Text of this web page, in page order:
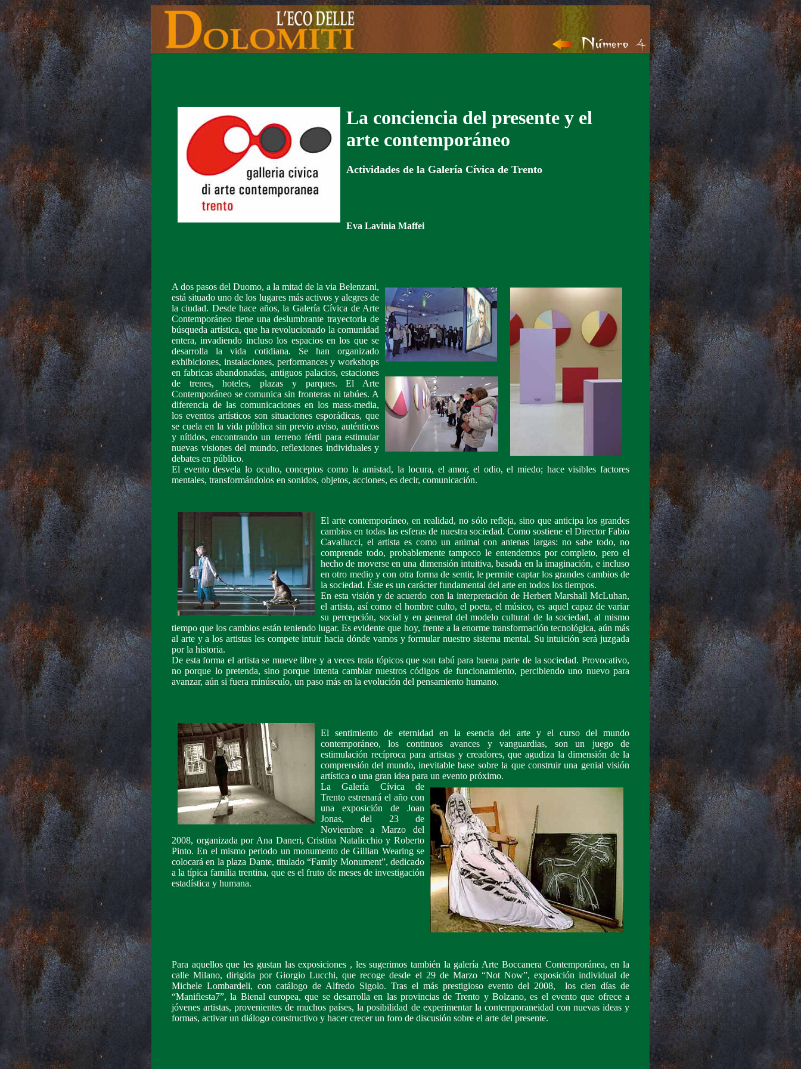
La conciencia del presente y el
arte contemporáneo
Actividades de la Galería Cívica de Trento
Eva Lavinia Maffei
A dos pasos del Duomo, a la mitad de la via Belenzani,
está situado uno de los lugares más activos y alegres de
la ciudad. Desde hace años, la Galería Cívica de Arte
Contemporáneo tiene una deslumbrante trayectoria de
búsqueda artística, que ha revolucionado la comunidad
entera, invadiendo incluso los espacios en los que se
desarrolla la vida cotidiana. Se han organizado
exhibiciones, instalaciones, performances y workshops
en fabricas abandonadas, antiguos palacios, estaciones
de trenes, hoteles, plazas y parques. El Arte
Contemporáneo se comunica sin fronteras ni tabúes. A
diferencia de las comunicaciones en los mass-media,
los eventos artísticos son situaciones esporádicas, que
se cuela en la vida pública sin previo aviso, auténticos
y nítidos, encontrando un terreno fértil para estimular
nuevas visiones del mundo, reflexiones individuales y
debates en público.
El evento desvela lo oculto, conceptos como la amistad, la locura, el amor, el odio, el miedo; hace visibles factores
mentales, transformándolos en sonidos, objetos, acciones, es decir, comunicación.
El arte contemporáneo, en realidad, no sólo refleja, sino que anticipa los grandes
cambios en todas las esferas de nuestra sociedad. Como sostiene el Director Fabio
Cavallucci, el artista es como un animal con antenas largas: no sabe todo, no
comprende todo, probablemente tampoco le entendemos por completo, pero el
hecho de moverse en una dimensión intuitiva, basada en la imaginación, e incluso
en otro medio y con otra forma de sentir, le permite captar los grandes cambios de
la sociedad. Éste es un carácter fundamental del arte en todos los tiempos.
En esta visión y de acuerdo con la interpretación de Herbert Marshall McLuhan,
el artista, así como el hombre culto, el poeta, el músico, es aquel capaz de variar
su percepción, social y en general del modelo cultural de la sociedad, al mismo
tiempo que los cambios están teniendo lugar. Es evidente que hoy, frente a la enorme transformación tecnológica, aún más
al arte y a los artistas les compete intuir hacia dónde vamos y formular nuestro sistema mental. Su intuición será juzgada
por la historia.
De esta forma el artista se mueve libre y a veces trata tópicos que son tabú para buena parte de la sociedad. Provocativo,
no porque lo pretenda, sino porque intenta cambiar nuestros códigos de funcionamiento, percibiendo uno nuevo para
avanzar, aún si fuera minúsculo, un paso más en la evolución del pensamiento humano.
El sentimiento de eternidad en la esencia del arte y el curso del mundo
contemporáneo, los continuos avances y vanguardias, son un juego de
estimulación recíproca para artistas y creadores, que agudiza la dimensión de la
comprensión del mundo, inevitable base sobre la que construir una genial visión
artística o una gran idea para un evento próximo.
La Galería Cívica de
Trento estrenará el año con
una exposición de Joan
Jonas, del 23 de
Noviembre a Marzo del
2008, organizada por Ana Daneri, Cristina Natalicchio y Roberto
Pinto. En el mismo periodo un monumento de Gillian Wearing se
colocará en la plaza Dante, titulado “Family Monument”, dedicado
a la típica familia trentina, que es el fruto de meses de investigación
estadística y humana.
Para aquellos que les gustan las exposiciones , les sugerimos también la galería Arte Boccanera Contemporánea, en la
calle Milano, dirigida por Giorgio Lucchi, que recoge desde el 29 de Marzo “Not Now”, exposición individual de
Michele Lombardeli, con catálogo de Alfredo Sigolo. Tras el más prestigioso evento del 2008, los cien días de
“Manifiesta7”, la Bienal europea, que se desarrolla en las provincias de Trento y Bolzano, es el evento que ofrece a
jóvenes artistas, provenientes de muchos países, la posibilidad de experimentar la contemporaneidad con nuevas ideas y
formas, activar un diálogo constructivo y hacer crecer un foro de discusión sobre el arte del presente.